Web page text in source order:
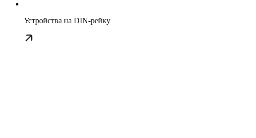
Устройства на DIN-рейку